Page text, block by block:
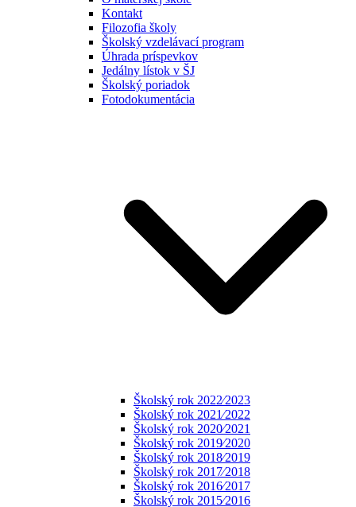
Kontakt
Filozofia školy
Školský vzdelávací program
Úhrada príspevkov
Jedálny lístok v ŠJ
Školský poriadok
Fotodokumentácia
Školský rok 2022⁄2023
Školský rok 2021⁄2022
Školský rok 2020⁄2021
Školský rok 2019⁄2020
Školský rok 2018⁄2019
Školský rok 2017⁄2018
Školský rok 2016⁄2017
Školský rok 2015⁄2016